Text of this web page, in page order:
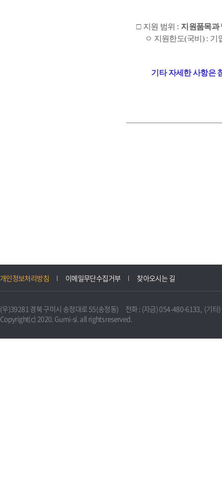
□ 지원 범위 : 지원품목과
ㅇ 지원한도(국비 ) : 기
기타 자세한 사항은
개인정보처리방침 이메일무단수집거부 찾아오시는 길
(우)39281 경북 구미시 송정대로 55(송정동) 전화 : (자금) 054-480-6133, (기타
Copyright(c) 2020. Gumi-si. all rights reserved.